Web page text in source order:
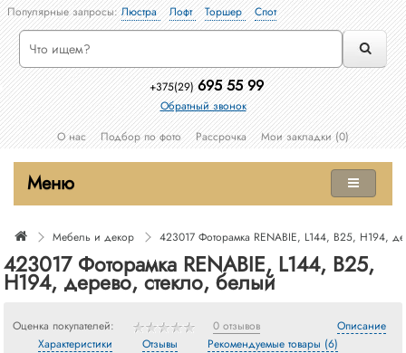
Популярные запросы:Люстра Лофт Торшер Спот
+375(29) 695 55 99
Обратный звонок
О нас
Подбор по фото Рассрочка Мои закладки (0)
Меню
Мебель и декор 423017 Фоторамка RENABIE, L144, B25, H194,
423017 Фоторамка RENABIE, L144, B25,
H194, дерево, стекло, белый
Оценка покупателей: 0 отзывов
Описание
Характеристики
Отзывы Рекомендуемые товары (6)